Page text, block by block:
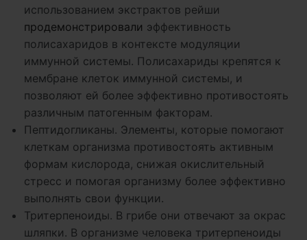
использованием экстрактов рейши
продемонстрировали эффективность
полисахаридов в контексте модуляции
иммунной системы. Полисахариды крепятся к
мембране клеток иммунной системы, и
позволяют ей более эффективно противостоять
различным патогенным факторам.
Пептидогликаны. Элементы, которые помогают
клеткам организма противостоять активным
формам кислорода, снижая окислительный
стресс и помогая организму более эффективно
выполнять свои функции.
Тритерпеноиды. В грибе они отвечают за окрас
шляпки. В организме человека тритерпеноиды